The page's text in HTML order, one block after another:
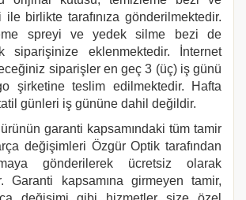
birlikte tarafınıza gönderilmektedir.
spreyi ve yedek silme bezi de
siparişinize eklenmektedir. İnternet
siparişler en geç 3 (üç) iş günü
şirketine teslim edilmektedir. Hafta
günleri iş gününe dahil değildir.
ürünün garanti kapsamındaki tüm tamir
değişimleri Özgür Optik tarafından
gönderilerek ücretsiz olarak
Garanti kapsamına girmeyen tamir,